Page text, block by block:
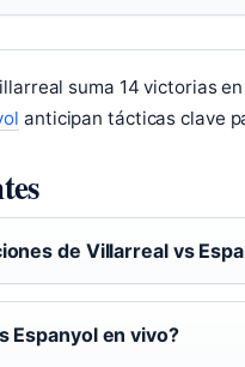
suma 14 victorias
anticipan tácticas clave
de Villarreal vs
Espanyol en vivo?